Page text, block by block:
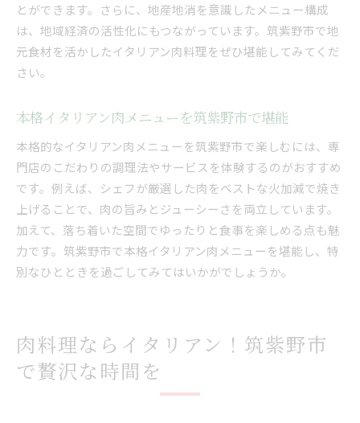
とができます。さらに、地産地消を意識したメニュー構成
は、地域経済の活性化にもつながっています。筑紫野市で地
元食材を活かしたイタリアン肉料理をぜひ堪能してみてくだ
さい。
本格イタリアン肉メニューを筑紫野市で堪能
本格的なイタリアン肉メニューを筑紫野市で楽しむには、専
門店のこだわりの調理法やサービスを体験するのがおすすめ
です。例えば、シェフが厳選した肉をベストな火加減で焼き
上げることで、肉の旨みとジューシーさを両立しています。
加えて、落ち着いた空間でゆったりと食事を楽しめる点も魅
力です。筑紫野市で本格イタリアン肉メニューを堪能し、特
別なひとときを過ごしてみてはいかがでしょうか。
肉料理ならイタリアン！筑紫野市
で贅沢な時間を